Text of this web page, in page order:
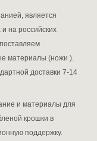
является
на российских
материалы (ножи ).
доставки 7-14
и материалы для
крошки в
поддержку.